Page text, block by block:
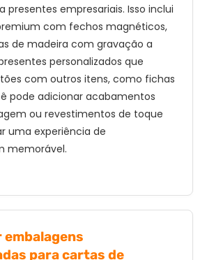
presentes empresariais. Isso inclui
com fechos magnéticos,
de madeira com gravação a
personalizados que
com outros itens, como fichas
pode adicionar acabamentos
ou revestimentos de toque
uma experiência de
memorável.
para cartas de